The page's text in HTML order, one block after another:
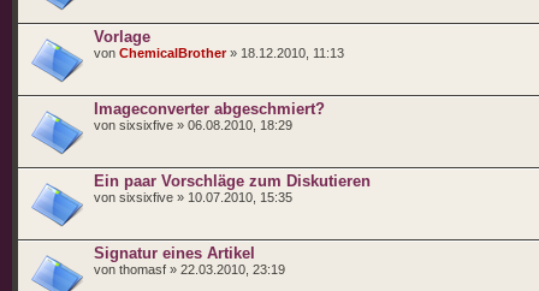
Vorlage
von ChemicalBrother» 18.12.2010, 11:13
Imageconverter abgeschmiert?
von sixsixfive » 06.08.2010, 18:29
Ein paar Vorschläge zum Diskutieren
von sixsixfive » 10.07.2010, 15:35
Signatur eines Artikel
von thomasf » 22.03.2010, 23:19